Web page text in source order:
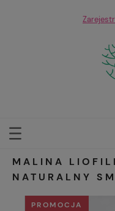
MALINA
NATURALNY
PROMOCJA